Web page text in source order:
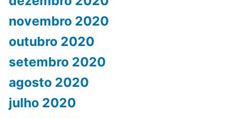
novembro 2020
outubro 2020
setembro 2020
agosto 2020
julho 2020